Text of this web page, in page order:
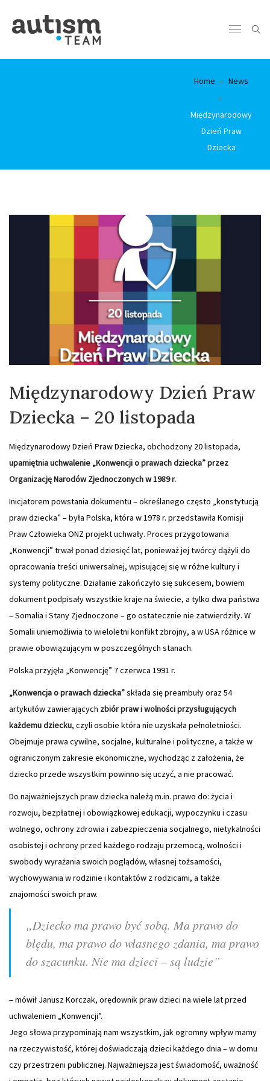
Home News
Międzynarodowy
Dzień Praw
Dziecka
Międzynarodowy Dzień Praw
Dziecka – 20 listopada
Międzynarodowy Dzień Praw Dziecka, obchodzony 20 listopada,
upamiętnia uchwalenie „Konwencji o prawach dziecka” przez
Organizację Narodów Zjednoczonych w 1989 r.
Inicjatorem powstania dokumentu – określanego często „konstytucją
praw dziecka” – była Polska, która w 1978 r. przedstawiła Komisji
Praw Człowieka ONZ projekt uchwały. Proces przygotowania
„Konwencji” trwał ponad dziesięć lat, ponieważ jej twórcy dążyli do
opracowania treści uniwersalnej, wpisującej się w różne kultury i
systemy polityczne. Działanie zakończyło się sukcesem, bowiem
dokument podpisały wszystkie kraje na świecie, a tylko dwa państwa
– Somalia i Stany Zjednoczone – go ostatecznie nie zatwierdziły. W
Somalii uniemożliwia to wieloletni konflikt zbrojny, a w USA różnice w
prawie obowiązującym w poszczególnych stanach.
Polska przyjęła „Konwencję” 7 czerwca 1991 r.
„Konwencja o prawach dziecka”składa się preambuły oraz 54
artykułów zawierających zbiór praw i wolności przysługujących
każdemu dziecku, czyli osobie która nie uzyskała pełnoletniości.
Obejmuje prawa cywilne, socjalne, kulturalne i polityczne, a także w
ograniczonym zakresie ekonomiczne, wychodząc z założenia, że
dziecko przede wszystkim powinno się uczyć, a nie pracować.
Do najważniejszych praw dziecka należą m.in. prawo do: życia i
rozwoju, bezpłatnej i obowiązkowej edukacji, wypoczynku i czasu
wolnego, ochrony zdrowia i zabezpieczenia socjalnego, nietykalności
osobistej i ochrony przed każdego rodzaju przemocą, wolności i
swobody wyrażania swoich poglądów, własnej tożsamości,
wychowywania w rodzinie i kontaktów z rodzicami, a także
znajomości swoich praw.
„Dziecko ma prawo być sobą. Ma prawo do
błędu, ma prawo do własnego zdania, ma prawo
do szacunku. Nie ma dzieci – są ludzie”
– mówił Janusz Korczak, orędownik praw dzieci na wiele lat przed
uchwaleniem „Konwencji”.
Jego słowa przypominają nam wszystkim, jak ogromny wpływ mamy
na rzeczywistość, której doświadczają dzieci każdego dnia – w domu
czy przestrzeni publicznej. Najważniejsza jest świadomość, uważność